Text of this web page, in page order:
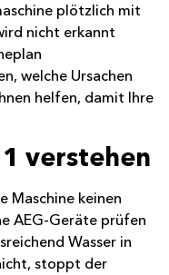
plötzlich mit
nicht erkannt
welche Ursachen
helfen, damit Ihre
verstehen
Maschine keinen
AEG-Geräte prüfen
Wasser in
stoppt der